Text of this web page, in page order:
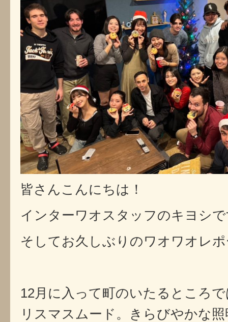
皆さんこんにちは！
インターワオスタッフのキヨシ
そしてお久しぶりのワオワオレ
12月に入って町のいたるところ
リスマスムード。きらびやかな